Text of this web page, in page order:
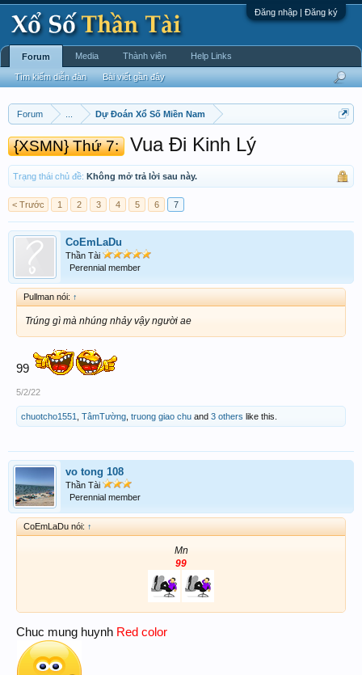
Đăng nhập | Đăng ký
Forum Dự Đoán Xổ Số Miền Nam
{XSMN} Thứ 7: Vua Đi Kinh Lý
Trạng thái chủ đề: Không mở trả lời sau này.
< Trước 1 2 3 4 5 6 7
CoEmLaDu
Thần Tài
Perennial member
Pullman nói: ↑
Trúng gì mà nhúng nhảy vậy người ae
99
5/2/22
chuotcho1551 TâmTường truong giao chu and 3 others like this.
vo tong 108
Thần Tài
Perennial member
CoEmLaDu nói: ↑
Mn
99
Chuc mung huynh Red color
Forum
Tìm kiếm diễn đàn Bài viết gần đây
Media Thành viên Help Links